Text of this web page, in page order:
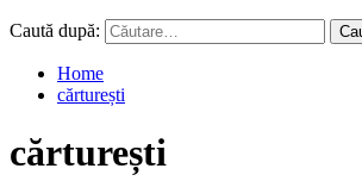
Caută după:
Home
cărturești
cărturești